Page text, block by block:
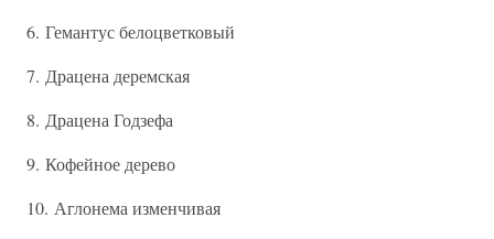
6. Гемантус белоцветковый
7. Драцена деремская
8. Драцена Годзефа
9. Кофейное дерево
10. Аглонема изменчивая